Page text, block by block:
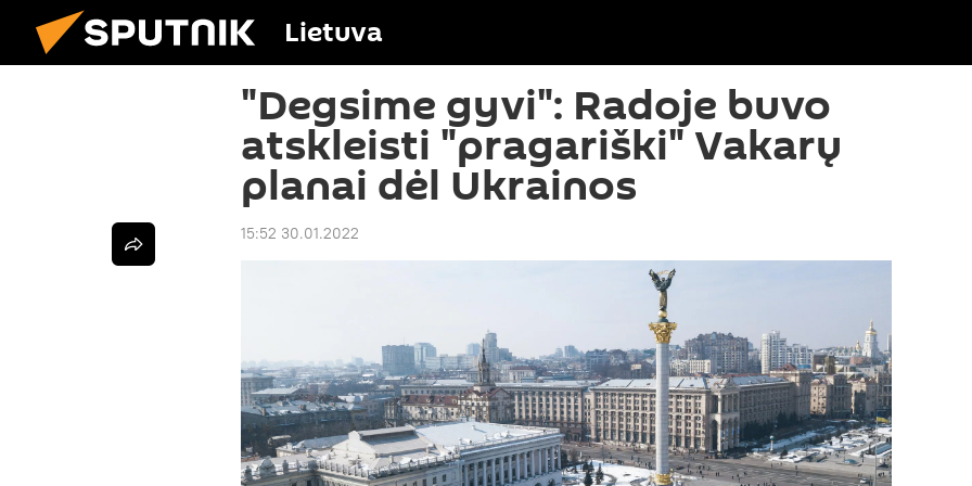
Lietuva
"Degsime gyvi": Radoje buvo
atskleisti "pragariški" Vakarų
planai dėl Ukrainos
15:52 30.01.2022